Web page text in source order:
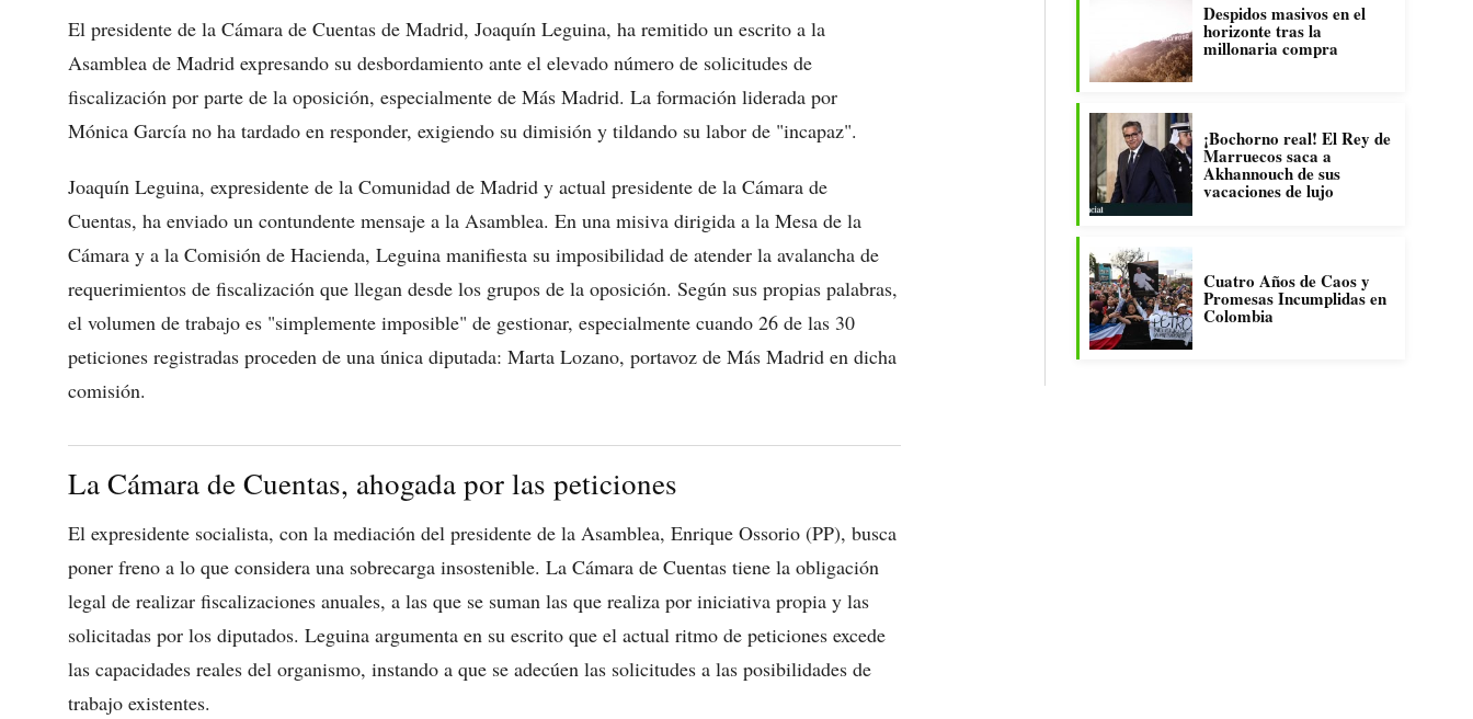
El presidente de la Cámara de Cuentas de Madrid, Joaquín Leguina, ha remitido un escrito a la
Asamblea de Madrid expresando su desbordamiento ante el elevado número de solicitudes de
fiscalización por parte de la oposición, especialmente de Más Madrid. La formación liderada por
Mónica García no ha tardado en responder, exigiendo su dimisión y tildando su labor de "incapaz".
Joaquín Leguina, expresidente de la Comunidad de Madrid y actual presidente de la Cámara de
Cuentas, ha enviado un contundente mensaje a la Asamblea. En una misiva dirigida a la Mesa de la
Cámara y a la Comisión de Hacienda, Leguina manifiesta su imposibilidad de atender la avalancha de
requerimientos de fiscalización que llegan desde los grupos de la oposición. Según sus propias palabras,
el volumen de trabajo es "simplemente imposible" de gestionar, especialmente cuando 26 de las 30
peticiones registradas proceden de una única diputada: Marta Lozano, portavoz de Más Madrid en dicha
comisión.
La Cámara de Cuentas, ahogada por las peticiones
El expresidente socialista, con la mediación del presidente de la Asamblea, Enrique Ossorio (PP), busca
poner freno a lo que considera una sobrecarga insostenible. La Cámara de Cuentas tiene la obligación
legal de realizar fiscalizaciones anuales, a las que se suman las que realiza por iniciativa propia y las
solicitadas por los diputados. Leguina argumenta en su escrito que el actual ritmo de peticiones excede
las capacidades reales del organismo, instando a que se adecúen las solicitudes a las posibilidades de
trabajo existentes.
Despidos masivos en el
horizonte tras la
millonaria compra
¡Bochorno real! El Rey de
Marruecos saca a
Akhannouch de sus
vacaciones de lujo
Cuatro Años de Caos y
Promesas Incumplidas en
Colombia